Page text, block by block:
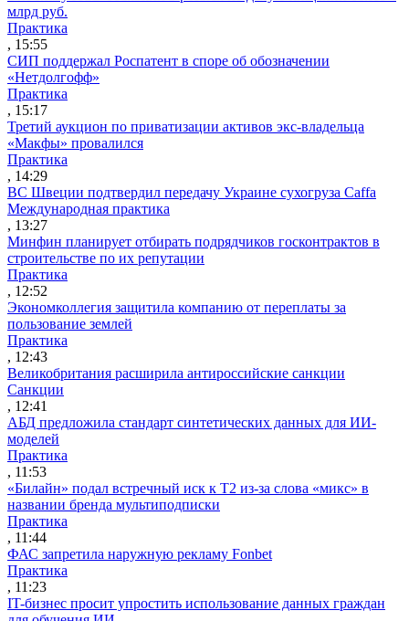
млрд руб.
Практика
, 15:55
СИП поддержал Роспатент в споре об обозначении
«Нетдолгофф»
Практика
, 15:17
Третий аукцион по приватизации активов экс-владельца
«Макфы» провалился
Практика
, 14:29
ВС Швеции подтвердил передачу Украине сухогруза Caffa
Международная практика
, 13:27
Минфин планирует отбирать подрядчиков госконтрактов в
строительстве по их репутации
Практика
, 12:52
Экономколлегия защитила компанию от переплаты за
пользование землей
Практика
, 12:43
Великобритания расширила антироссийские санкции
Санкции
, 12:41
АБД предложила стандарт синтетических данных для ИИ-
моделей
Практика
, 11:53
«Билайн» подал встречный иск к Т2 из-за слова «микс» в
названии бренда мультиподписки
Практика
, 11:44
ФАС запретила наружную рекламу Fonbet
Практика
, 11:23
IT-бизнес просит упростить использование данных граждан